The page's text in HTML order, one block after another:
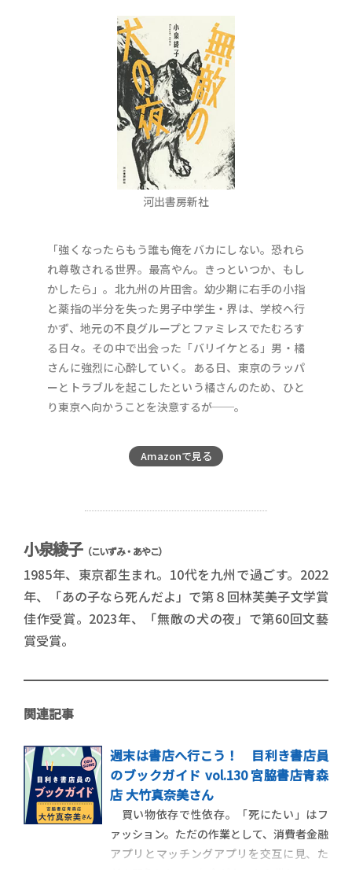
河出書房新社
「強くなったらもう誰も俺をバカにしない。恐れら
れ尊敬される世界。最高やん。きっといつか、もし
かしたら」。北九州の片田舎。幼少期に右手の小指
と薬指の半分を失った男子中学生・界は、学校へ行
かず、地元の不良グループとファミレスでたむろす
る日々。その中で出会った「バリイケとる」男・橘
さんに強烈に心酔していく。ある日、東京のラッパ
ーとトラブルを起こしたという橘さんのため、ひと
り東京へ向かうことを決意するが──。
Amazonで見る
小泉綾子（こいずみ・あやこ）
1985年、東京都生まれ。 10代を九州で過ごす。 2022
年、「あの子なら死んだよ」で第８回林芙美子文学賞
佳作受賞。 2023年、「無敵の犬の夜」で第60回文藝
賞受賞。
関連記事
週末は書店へ行こう！ 目利き書店員
のブックガイド vol.130 宮脇書店青森
店 大竹真奈美さん
買い物依存で性依存。「死にたい」はフ
ァッション。ただの作業として、消費者金融
アプリとマッチングアプリを交互に見、た